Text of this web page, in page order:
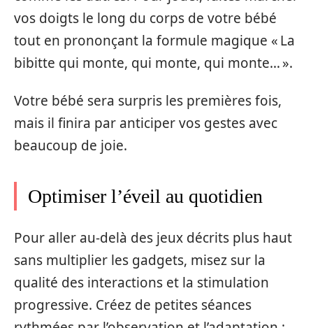
vos doigts le long du corps de votre bébé
tout en prononçant la formule magique « La
bibitte qui monte, qui monte, qui monte… ».
Votre bébé sera surpris les premières fois,
mais il finira par anticiper vos gestes avec
beaucoup de joie.
Optimiser l’éveil au quotidien
Pour aller au‑delà des jeux décrits plus haut
sans multiplier les gadgets, misez sur la
qualité des interactions et la stimulation
progressive. Créez de petites séances